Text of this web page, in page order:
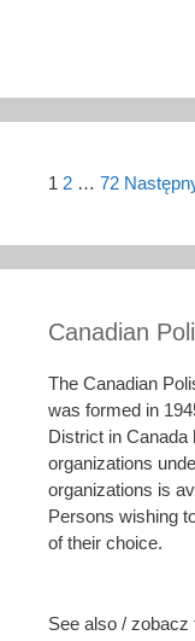
Post navigation
1 2 … 72
Canadian
The Canadian
was formed in
District in
organizations
organizations is
Persons wishing
of their choice.
See also / zobacz